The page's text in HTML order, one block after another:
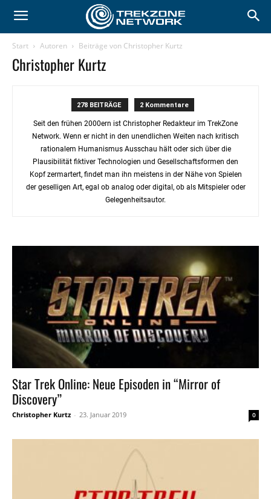
Start Autoren Beiträge von Christopher Kurtz
Christopher Kurtz
278 BEITRÄGE 2 Kommentare
Seit den frühen 2000ern ist Christopher Redakteur im TrekZone
Network. Wenn er nicht in den unendlichen Weiten nach kritisch
rationalem Humanismus Ausschau hält oder sich über die
Plausibilität fiktiver Technologien und Gesellschaftsformen den
Kopf zermartert, findet man ihn meistens in der Nähe von Spielen
der geselligen Art, egal ob analog oder digital, ob als Mitspieler oder
Gelegenheitsautor.
Star Trek Online: Neue Episoden in “Mirror of
Discovery”
Christopher Kurtz - 23. Januar 2019 0